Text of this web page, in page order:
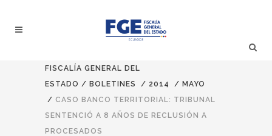
FISCALÍA GENERAL DEL
ESTADO / BOLETINES / 2014 / MAYO
/ CASO BANCO TERRITORIAL: TRIBUNAL
SENTENCIÓ A 8 AÑOS DE RECLUSIÓN A
PROCESADOS